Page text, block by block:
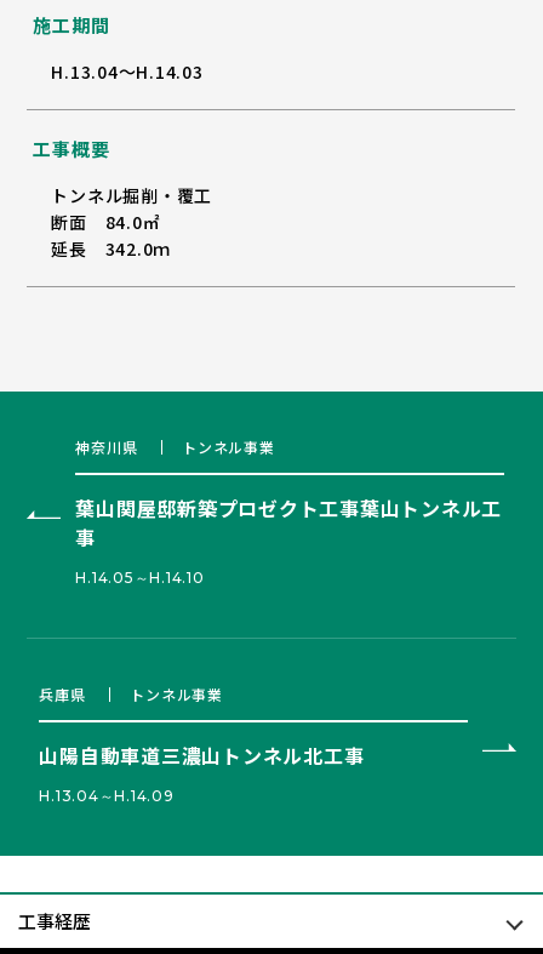
施工期間
H.13.04～H.14.03
工事概要
トンネル掘削・覆工
断面 84.0㎡
延長 342.0ｍ
神奈川県 トンネル事業
葉山関屋邸新築プロゼクト工事葉山トンネル工
事
H.14.05～H.14.10
兵庫県 トンネル事業
山陽自動車道三濃山トンネル北工事
H.13.04～H.14.09